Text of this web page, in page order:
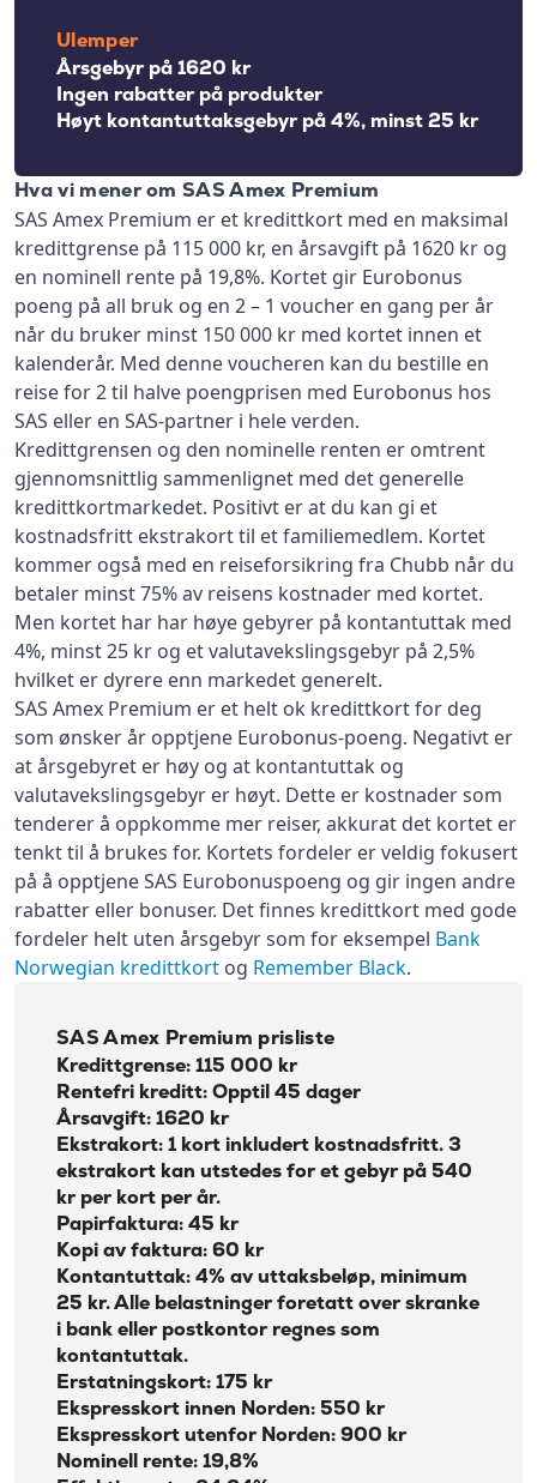
Ulemper
Årsgebyr på 1620 kr
Ingen rabatter på produkter
Høyt kontantuttaksgebyr på 4%, minst 25 kr
Hva vi mener om SAS Amex Premium
SAS Amex Premium er et kredittkort med en maksimal
kredittgrense på 115 000 kr, en årsavgift på 1620 kr og
en nominell rente på 19,8%. Kortet gir Eurobonus
poeng på all bruk og en 2 – 1 voucher en gang per år
når du bruker minst 150 000 kr med kortet innen et
kalenderår. Med denne voucheren kan du bestille en
reise for 2 til halve poengprisen med Eurobonus hos
SAS eller en SAS-partner i hele verden.
Kredittgrensen og den nominelle renten er omtrent
gjennomsnittlig sammenlignet med det generelle
kredittkortmarkedet. Positivt er at du kan gi et
kostnadsfritt ekstrakort til et familiemedlem. Kortet
kommer også med en reiseforsikring fra Chubb når du
betaler minst 75% av reisens kostnader med kortet.
Men kortet har har høye gebyrer på kontantuttak med
4%, minst 25 kr og et valutavekslingsgebyr på 2,5%
hvilket er dyrere enn markedet generelt.
SAS Amex Premium er et helt ok kredittkort for deg
som ønsker år opptjene Eurobonus-poeng. Negativt er
at årsgebyret er høy og at kontantuttak og
valutavekslingsgebyr er høyt. Dette er kostnader som
tenderer å oppkomme mer reiser, akkurat det kortet er
tenkt til å brukes for. Kortets fordeler er veldig fokusert
på å opptjene SAS Eurobonuspoeng og gir ingen andre
rabatter eller bonuser. Det finnes kredittkort med gode
fordeler helt uten årsgebyr som for eksempel Bank
Norwegian kredittkort og Remember Black.
SAS Amex Premium prisliste
Kredittgrense: 115 000 kr
Rentefri kreditt: Opptil 45 dager
Årsavgift: 1620 kr
Ekstrakort: 1 kort inkludert kostnadsfritt. 3
ekstrakort kan utstedes for et gebyr på 540
kr per kort per år.
Papirfaktura: 45 kr
Kopi av faktura: 60 kr
Kontantuttak: 4% av uttaksbeløp, minimum
25 kr. Alle belastninger foretatt over skranke
i bank eller postkontor regnes som
kontantuttak.
Erstatningskort: 175 kr
Ekspresskort innen Norden: 550 kr
Ekspresskort utenfor Norden: 900 kr
Nominell rente: 19,8%